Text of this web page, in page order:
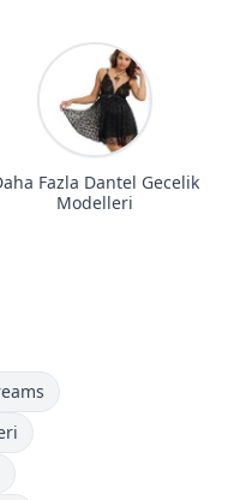
Fazla Dantel Gecelik
Modelleri